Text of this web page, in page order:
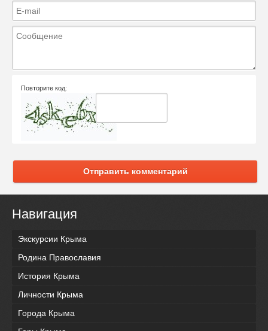
Повторите код:
Отправить комментарий
Навигация
Экскурсии Крыма
Родина Православия
История Крыма
Личности Крыма
Города Крыма